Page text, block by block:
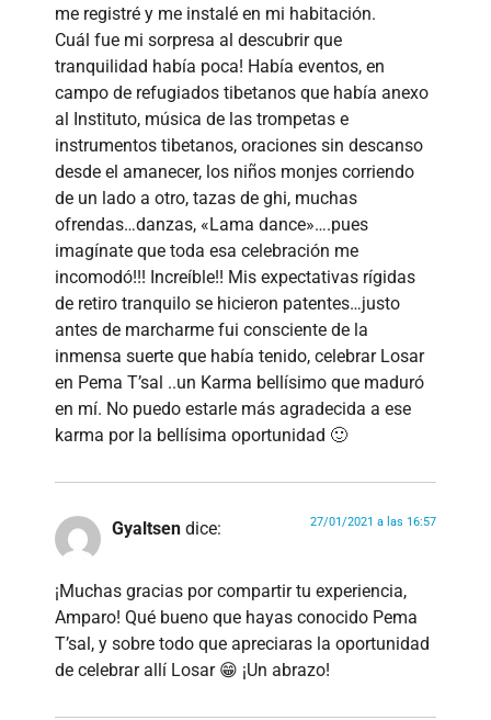
me registré y me instalé en mi habitación.
Cuál fue mi sorpresa al descubrir que
tranquilidad había poca! Había eventos, en
campo de refugiados tibetanos que había anexo
al Instituto, música de las trompetas e
instrumentos tibetanos, oraciones sin descanso
desde el amanecer, los niños monjes corriendo
de un lado a otro, tazas de ghi, muchas
ofrendas…danzas, «Lama dance»….pues
imagínate que toda esa celebración me
incomodó!!! Increíble!! Mis expectativas rígidas
de retiro tranquilo se hicieron patentes…justo
antes de marcharme fui consciente de la
inmensa suerte que había tenido, celebrar Losar
en Pema T’sal ..un Karma bellísimo que maduró
en mí. No puedo estarle más agradecida a ese
karma por la bellísima oportunidad 🙂
Gyaltsen dice: 27/01/2021 a las 16:57
¡Muchas gracias por compartir tu experiencia,
Amparo! Qué bueno que hayas conocido Pema
T’sal, y sobre todo que apreciaras la oportunidad
de celebrar allí Losar 😁 ¡Un abrazo!